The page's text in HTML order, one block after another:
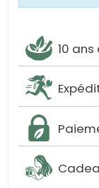
10